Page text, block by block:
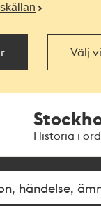
Välj
Historia i